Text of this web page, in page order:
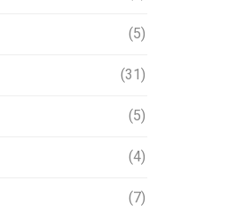
(5)
(31)
(5)
(4)
(7)